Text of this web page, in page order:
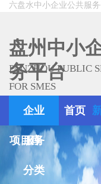
六盘水中小企业公共服
盘州中小
务平台
PANZHOU PUBLIC
FOR SMES
企业
服务
分类
首页
项目库